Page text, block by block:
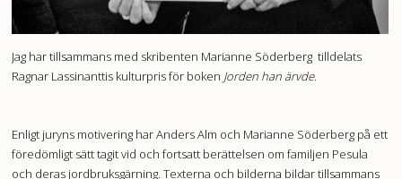
Jag har tillsammans med skribenten Marianne Söderberg tilldelats
Ragnar Lassinanttis kulturpris för boken Jorden han ärvde.
Enligt juryns motivering har Anders Alm och Marianne Söderberg på ett
föredömligt sätt tagit vid och fortsatt berättelsen om familjen Pesula
och deras jordbruksgärning. Texterna och bilderna bildar tillsammans